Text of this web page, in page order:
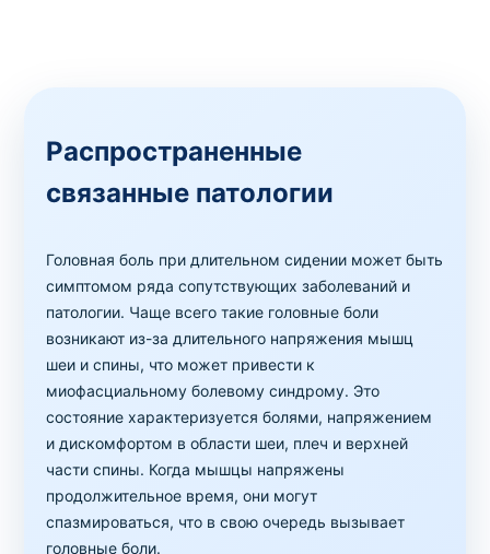
Распространенные
связанные патологии
Головная боль при длительном сидении может быть
симптомом ряда сопутствующих заболеваний и
патологии. Чаще всего такие головные боли
возникают из-за длительного напряжения мышц
шеи и спины, что может привести к
миофасциальному болевому синдрому. Это
состояние характеризуется болями, напряжением
и дискомфортом в области шеи, плеч и верхней
части спины. Когда мышцы напряжены
продолжительное время, они могут
спазмироваться, что в свою очередь вызывает
головные боли.